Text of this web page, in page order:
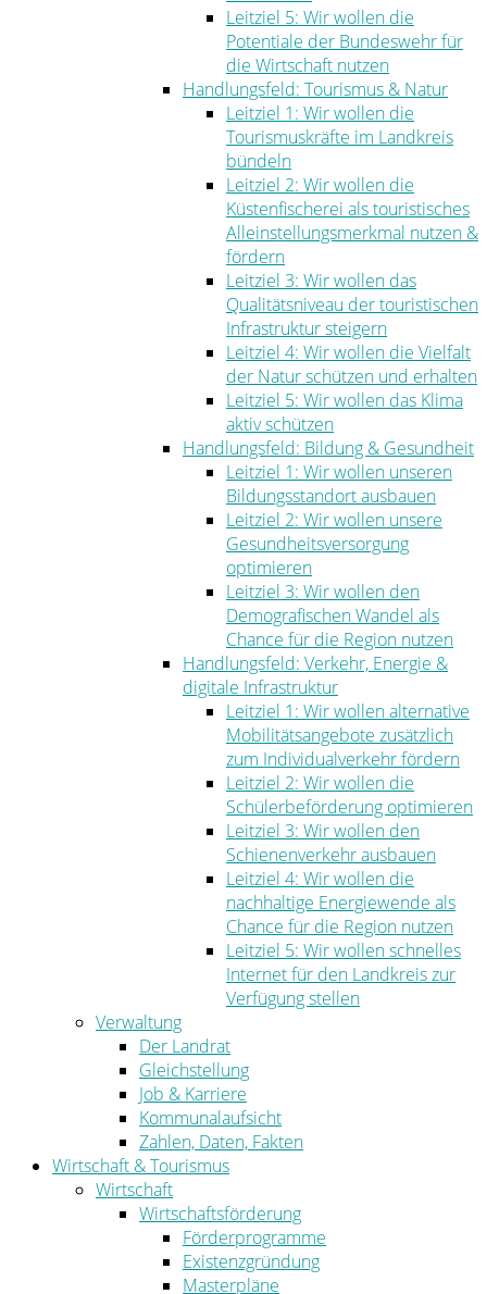
Leitziel 5: Wir wollen die
Potentiale der Bundeswehr für
die Wirtschaft nutzen
Handlungsfeld: Tourismus & Natur
Leitziel 1: Wir wollen die
Tourismuskräfte im Landkreis
bündeln
Leitziel 2: Wir wollen die
Küstenfischerei als touristisches
Alleinstellungsmerkmal nutzen &
fördern
Leitziel 3: Wir wollen das
Qualitätsniveau der touristischen
Infrastruktur steigern
Leitziel 4: Wir wollen die Vielfalt
der Natur schützen und erhalten
Leitziel 5: Wir wollen das Klima
aktiv schützen
Handlungsfeld: Bildung & Gesundheit
Leitziel 1: Wir wollen unseren
Bildungsstandort ausbauen
Leitziel 2: Wir wollen unsere
Gesundheitsversorgung
optimieren
Leitziel 3: Wir wollen den
Demografischen Wandel als
Chance für die Region nutzen
Handlungsfeld: Verkehr, Energie &
digitale Infrastruktur
Leitziel 1: Wir wollen alternative
Mobilitätsangebote zusätzlich
zum Individualverkehr fördern
Leitziel 2: Wir wollen die
Schülerbeförderung optimieren
Leitziel 3: Wir wollen den
Schienenverkehr ausbauen
Leitziel 4: Wir wollen die
nachhaltige Energiewende als
Chance für die Region nutzen
Leitziel 5: Wir wollen schnelles
Internet für den Landkreis zur
Verfügung stellen
Verwaltung
Der Landrat
Gleichstellung
Job & Karriere
Kommunalaufsicht
Zahlen, Daten, Fakten
Wirtschaft & Tourismus
Wirtschaft
Wirtschaftsförderung
Förderprogramme
Existenzgründung
Masterpläne